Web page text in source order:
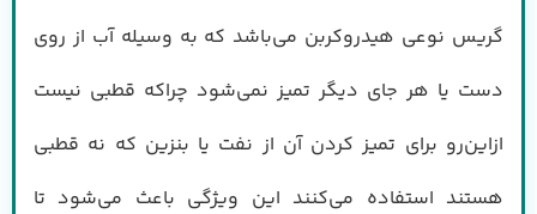
گریس نوعی هیدروکربن می‌باشد که به وسیله آب از روی
دست یا هر جای دیگر تمیز نمی‌شود چراکه قطبی نیست
ازاین‌رو برای تمیز کردن آن از نفت یا بنزین که نه قطبی
هستند استفاده می‌کنند این ویژگی باعث می‌شود تا